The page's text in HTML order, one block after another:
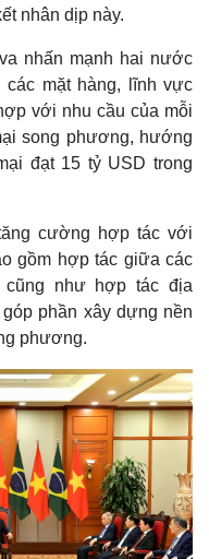
nhân dịp này.
nhấn mạnh hai nước
mặt hàng, lĩnh vực
với nhu cầu của mỗi
song phương, hướng
đạt 15 tỷ USD trong
cường hợp tác với
gồm hợp tác giữa các
như hợp tác địa
phần xây dựng nền
phương.